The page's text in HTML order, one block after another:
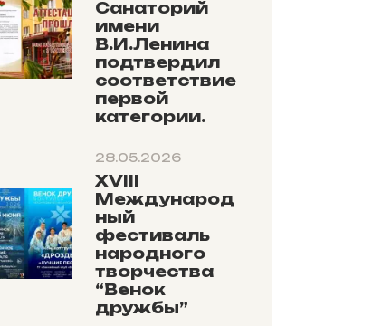
Санаторий
имени
В.И.Ленина
подтвердил
соответствие
первой
категории.
28.05.2026
XVIII
Международ
ный
фестиваль
народного
творчества
“Венок
дружбы”